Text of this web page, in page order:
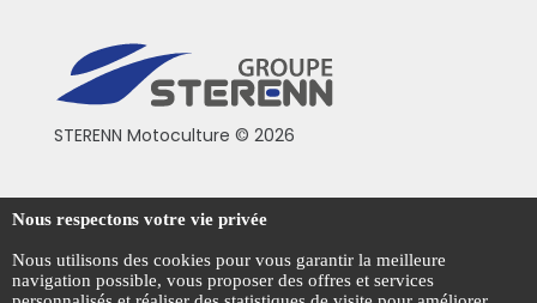
STERENN Motoculture © 2026
Conditions générales de vente
Mentions légales
Politique de confidentialité
Nous respectons votre vie privée
Nous utilisons des cookies pour vous garantir la meilleure
navigation possible, vous proposer des offres et services